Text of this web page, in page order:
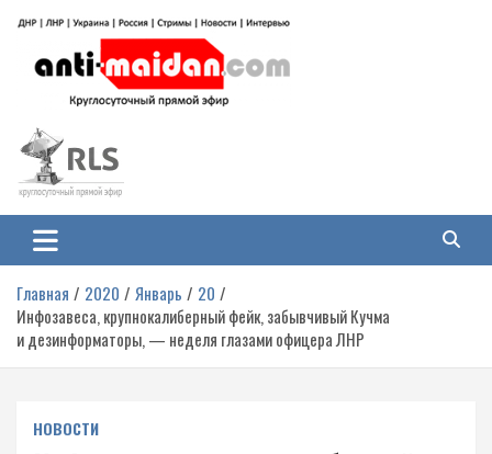
содержимому
Антимайдан: Гражданская война
на Украине
гражданской войне на Украине, включая события в Новороссии, ДНР,
ЛНР и других регионах.
Главная 2020 Январь
20
Инфозавеса, крупнокалиберный фейк, забывчивый Кучма
и дезинформаторы, — неделя глазами офицера ЛНР
НОВОСТИ